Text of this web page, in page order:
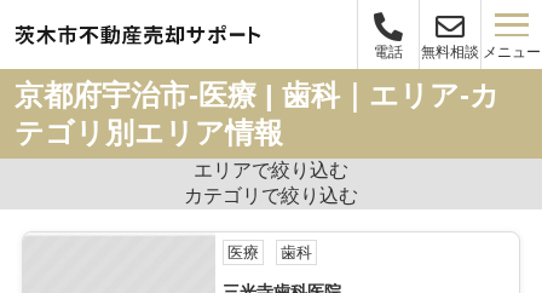
電話 無料相談 メニュー
京都府宇治市-医療 | 歯科｜エリア-カ
テゴリ別エリア情報
エリアで絞り込む
カテゴリで絞り込む
医療 歯科